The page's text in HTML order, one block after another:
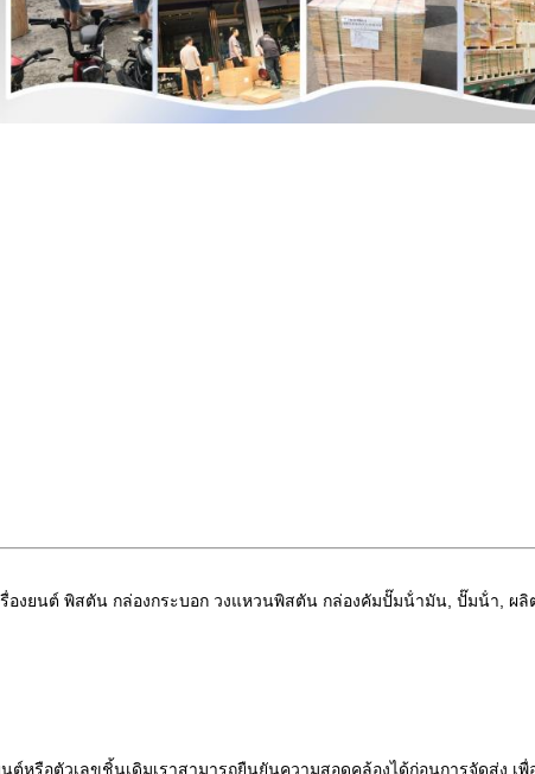
รื่องยนต์ พิสตัน กล่องกระบอก วงแหวนพิสตัน กล่องคัมปั๊มน้ํามัน, ปั๊มน้ํา,
รือตัวเลขชิ้นเดิมเราสามารถยืนยันความสอดคล้องได้ก่อนการจัดส่ง เพื่